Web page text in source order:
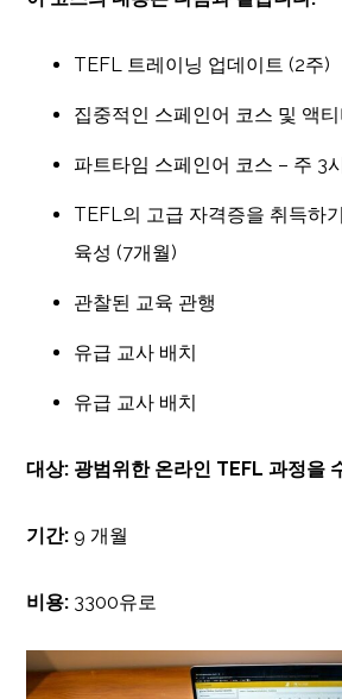
TEFL 트레이닝 업데이트 (2주)
집중적인 스페인어 코스 및 액
파트타임 스페인어 코스 – 주 3
TEFL의 고급 자격증을 취득하
육성 (7개월)
관찰된 교육 관행
유급 교사 배치
유급 교사 배치
대상: 광범위한 온라인 TEFL 과정을
기간:9 개월
비용: 3300유로